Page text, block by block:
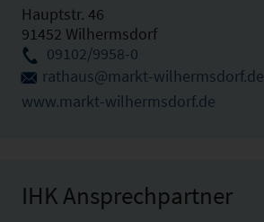
Hauptstr. 46
91452 Wilhermsdorf
09102/9958-0
rathaus@markt-wilhermsdorf.de
www.markt-wilhermsdorf.de
IHK Ansprechpartner